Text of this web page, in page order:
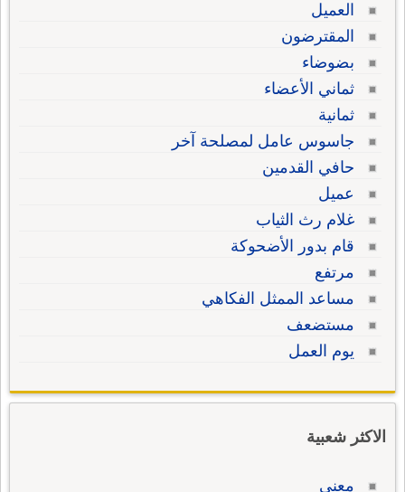
العميل
المقترضون
بضوضاء
ثماني الأعضاء
ثمانية
جاسوس عامل لمصلحة آخر
حافي القدمين
عميل
غلام رث الثياب
قام بدور الأضحوكة
مرتفع
مساعد الممثل الفكاهي
مستضعف
يوم العمل
الاكثر شعبية
معنى